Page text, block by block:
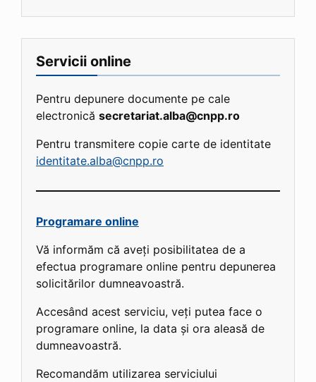
Servicii online
Pentru depunere documente pe cale
electronică secretariat.alba@cnpp.ro
Pentru transmitere copie carte de identitate
identitate.alba@cnpp.ro
Programare online
Vă informăm că aveți posibilitatea de a
efectua programare online pentru depunerea
solicitărilor dumneavoastră.
Accesând acest serviciu, veți putea face o
programare online, la data și ora aleasă de
dumneavoastră.
Recomandăm utilizarea serviciului